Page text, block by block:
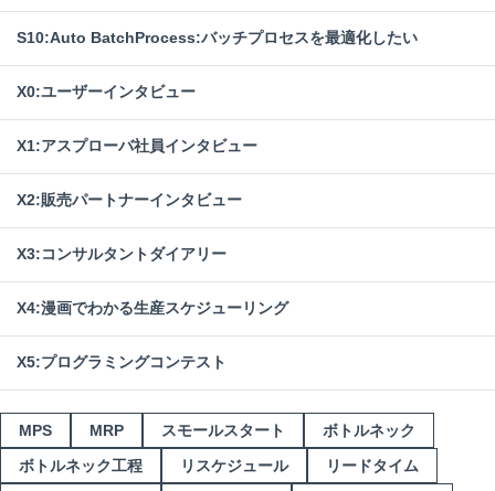
S10:Auto BatchProcess:バッチプロセスを最適化したい
X0:ユーザーインタビュー
X1:アスプローバ社員インタビュー
X2:販売パートナーインタビュー
X3:コンサルタントダイアリー
X4:漫画でわかる生産スケジューリング
X5:プログラミングコンテスト
MPS MRP スモールスタート
ボトルネック
ボトルネック工程
リスケジュール
リードタイム